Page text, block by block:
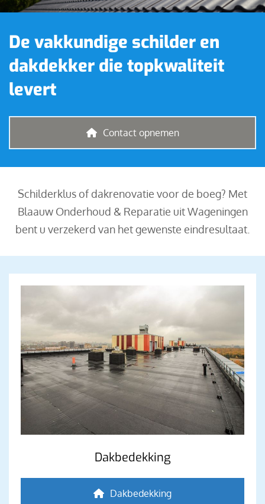
De vakkundige schilder en
dakdekker die topkwaliteit
levert
Contact opnemen
Schilderklus of dakrenovatie voor de boeg? Met
Blaauw Onderhoud & Reparatie uit Wageningen
bent u verzekerd van het gewenste eindresultaat.
Dakbedekking
Dakbedekking